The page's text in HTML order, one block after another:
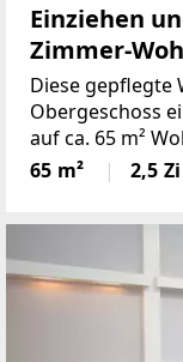
Einziehen
Zimmer-
Parkplatz
Diese gepflegte
Obergeschoss
auf ca. 65 m²
durchdachtes
über ein
65 m² 2,5